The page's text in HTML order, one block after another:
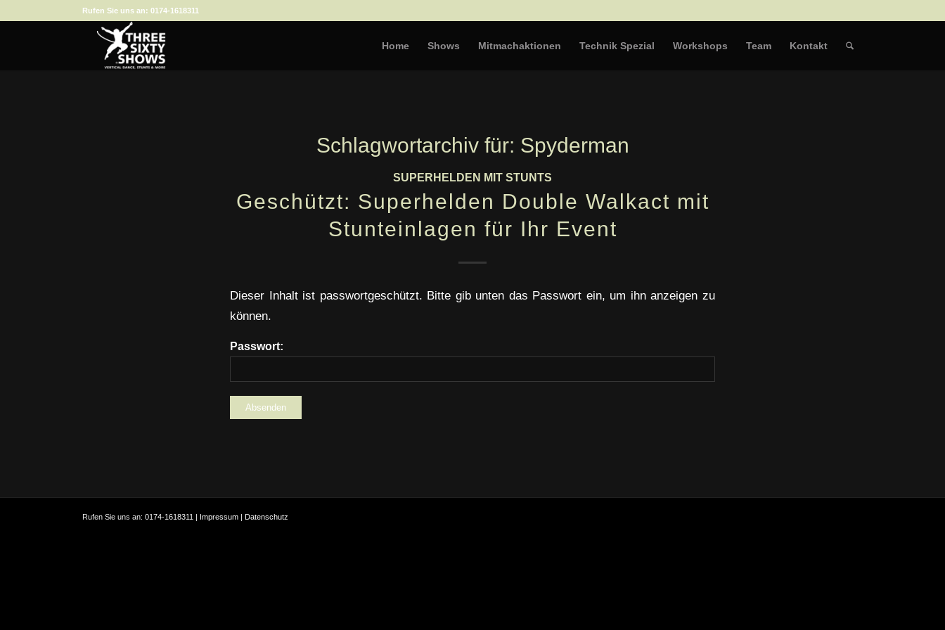
Rufen Sie uns an:0174-1618311
Home Shows Mitmachaktionen Technik Spezial Workshops Team Kontakt
Schlagwortarchiv für: Spyderman
SUPERHELDEN MIT STUNTS
Geschützt: Superhelden Double Walkact mit
Stunteinlagen für Ihr Event
Dieser Inhalt ist passwortgeschützt. Bitte gib unten das Passwort ein, um ihn anzeigen zu
können.
Passwort:
Rufen Sie uns an:0174-1618311 Impressum Datenschutz